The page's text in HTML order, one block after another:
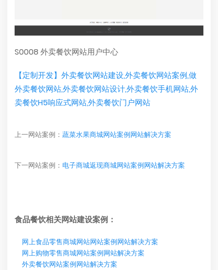
S0008 外卖餐饮网站用户中心
【定制开发】外卖餐饮网站建设,外卖餐饮网站案例,做
外卖餐饮网站,外卖餐饮网站设计,外卖餐饮手机网站,外
卖餐饮H5响应式网站,外卖餐饮门户网站
上一网站案例： 蔬菜水果商城网站案例网站解决方案
下一网站案例： 电子商城返现商城网站案例网站解决方案
食品餐饮相关网站建设案例：
网上食品零售商城网站网站案例网站解决方案
网上购物零售商城网站案例网站解决方案
外卖餐饮网站案例网站解决方案